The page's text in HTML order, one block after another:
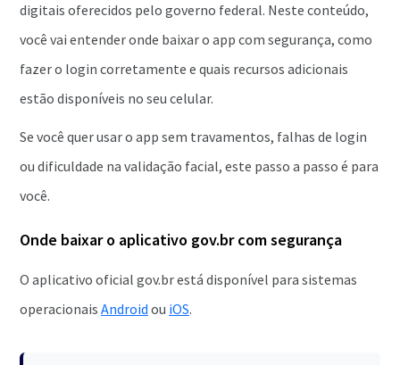
digitais oferecidos pelo governo federal. Neste conteúdo,
você vai entender onde baixar o app com segurança, como
fazer o login corretamente e quais recursos adicionais
estão disponíveis no seu celular.
Se você quer usar o app sem travamentos, falhas de login
ou dificuldade na validação facial, este passo a passo é para
você.
Onde baixar o aplicativo gov.br com segurança
O aplicativo oficial gov.br está disponível para sistemas
operacionais Android ou iOS.